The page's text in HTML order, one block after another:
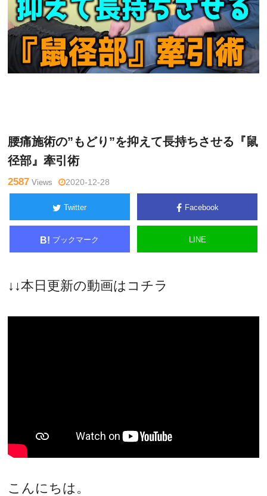
腰痛施術の”もどり”を抑えて長持ちさせる『鼠
径部』牽引術
2587 Views 2020-12-28
Twitter Facebook
B! ブックマーク LINE
↓↓本日更新の動画はコチラ
こんにちは。